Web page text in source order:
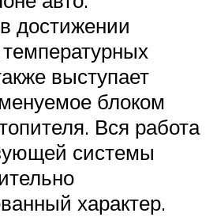
достижении
выступает
блоком
Вся работа
системы
характер.